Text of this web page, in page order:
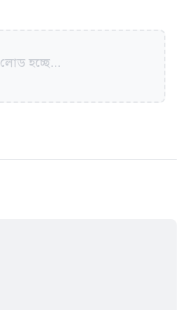
লোড হচ্ছে...